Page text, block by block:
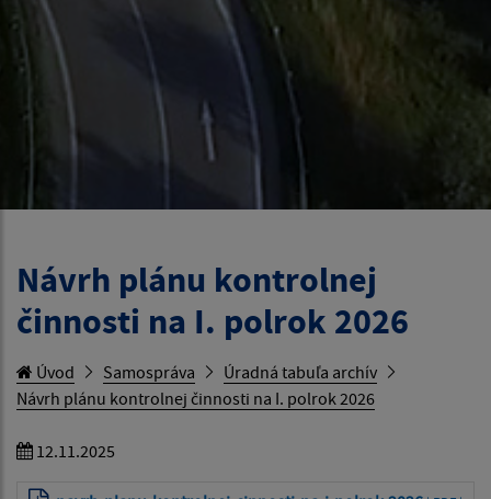
Návrh plánu kontrolnej
činnosti na I. polrok 2026
Úvod Samospráva
Úradná tabuľa archív
Návrh plánu kontrolnej činnosti na I. polrok 2026
12.11.2025